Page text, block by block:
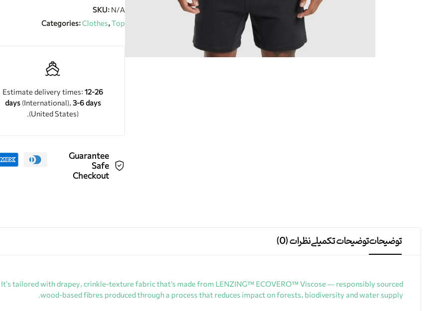
SKU:N/A
Categories:Clothes,Top
Estimate delivery times:12-26
days(International),3-6 days
(United States).
Guarantee
Safe
Checkout
توضیحاتتوضیحات تکمیلینظرات (0)
tailored with drapey, crinkle-texture fabric that’s made from LENZING™ ECOVERO™ Viscose — responsibly sourced
wood-based fibres produced through a process that reduces impact on forests, biodiversity and water supply.